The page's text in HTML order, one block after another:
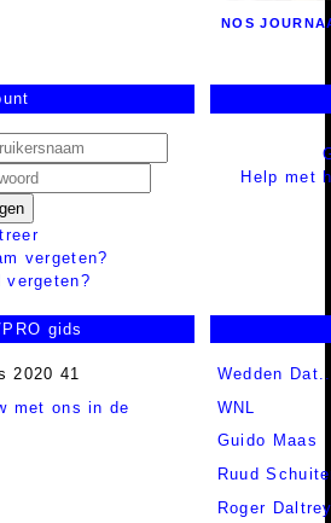
NOS
vergeten?
vergeten?
Help met
gids
met ons in de
Wedden
WNL
Guido Maas
Ruud
Roger